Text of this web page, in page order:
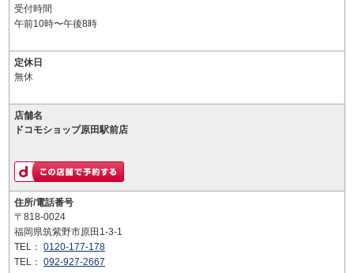
受付時間
午前10時〜午後8時
定休日
無休
店舗名
ドコモショップ原田駅前店
住所/電話番号
〒818-0024
福岡県筑紫野市原田1-3-1
TEL： 0120-177-178
TEL： 092-927-2667